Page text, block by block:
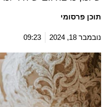
תוכן פרסומי
נובמבר 18, 2024 09:23